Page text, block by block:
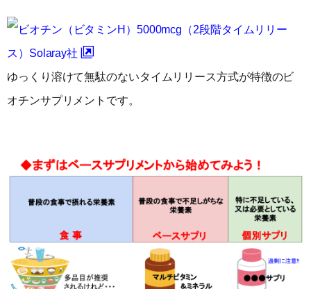
ビオチン（ビタミンH）5000mcg（2段階タイムリリー
ス）Solaray社
ゆっくり溶けて無駄のないタイムリリース方式が特徴のビ
オチンサプリメントです。